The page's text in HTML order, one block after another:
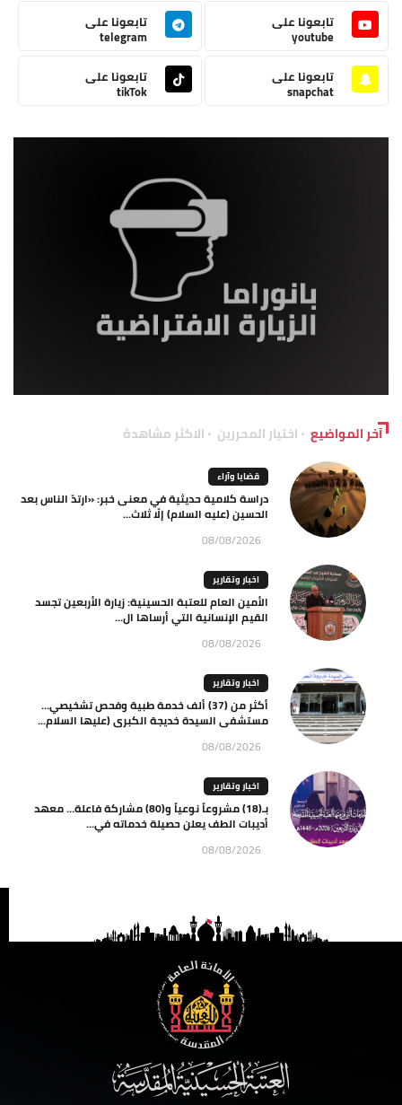
تابعونا على
youtube
تابعونا على
telegram
تابعونا على
snapchat
تابعونا على
tikTok
آخر المواضيع اختيار المحررين الاكثر مشاهدة
قضايا وآراء
دراسة كلامية حديثية في معنى خبر: «ارتدّ الناس بعد
الحسين (عليه السلام) إلّا ثلاث...
08/08/2026
اخبار وتقارير
الأمين العام للعتبة الحسينية: زيارة الأربعين تجسد
القيم الإنسانية التي أرساها ال...
08/08/2026
اخبار وتقارير
أكثر من (37) ألف خدمة طبية وفحص تشخيصي…
مستشفى السيدة خديجة الكبرى (عليها السلام...
08/08/2026
اخبار وتقارير
بـ(18) مشروعاً نوعياً و(80) مشاركة فاعلة… معهد
أديبات الطف يعلن حصيلة خدماته في...
08/08/2026